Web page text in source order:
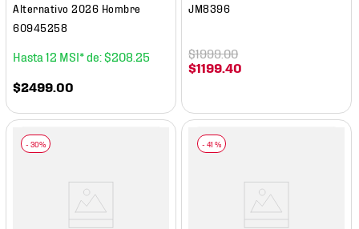
Alternativo 2026 Hombre
60945258
12 $208 25
$2499.00
JM8396
$1199.40
$1999.00
- 41 %